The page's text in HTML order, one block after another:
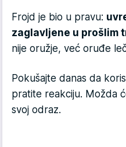
Frojd je bio u pravu:
zaglavljene u prošlim
nije oružje, već oruđe
Pokušajte danas da
pratite reakciju. Možda
svoj odraz.